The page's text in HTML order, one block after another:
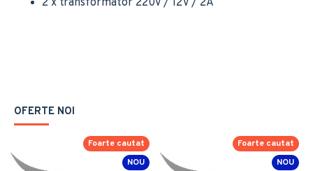
2 x transformator 220V / 12V / 2A
OFERTE NOI
NOU
Foarte cautat
NOU
Foarte cautat